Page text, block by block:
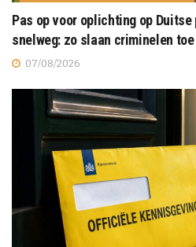
Pas op voor oplichting op
snelweg: zo slaan criminelen toe
07/08/2026